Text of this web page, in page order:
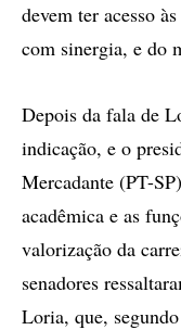
devem ter acesso
com sinergia, e do
Depois da fala de
indicação, e o
Mercadante (PT-
acadêmica e as
valorização da
senadores
Loria, que,